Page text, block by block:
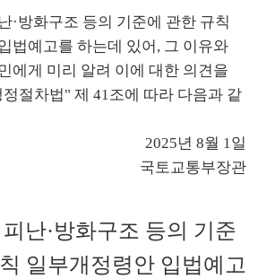
·방화구조 등의 기준에 관한 규칙
법예고를 하는데 있어, 그 이유와
에게 미리 알려 이에 대한 의견을
절차법" 제 41조에 따라 다음과 같
2025년 8월 1일
국토교통부장관
난·방화구조 등의 기준
일부개정령안 입법예고